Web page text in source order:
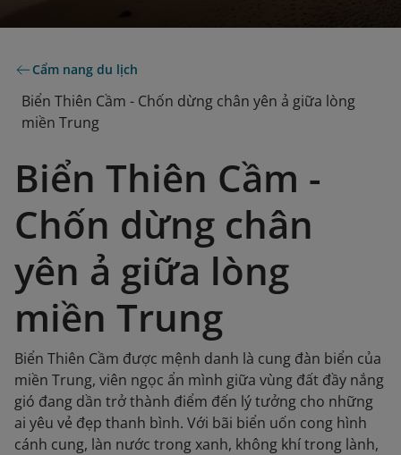
Cẩm nang du lịch
Biển Thiên Cầm - Chốn dừng chân yên ả giữa lòng
miền Trung
Biển Thiên Cầm -
Chốn dừng chân
yên ả giữa lòng
miền Trung
Biển Thiên Cầm được mệnh danh là cung đàn biển của
miền Trung, viên ngọc ẩn mình giữa vùng đất đầy nắng
gió đang dần trở thành điểm đến lý tưởng cho những
ai yêu vẻ đẹp thanh bình. Với bãi biển uốn cong hình
cánh cung, làn nước trong xanh, không khí trong lành,